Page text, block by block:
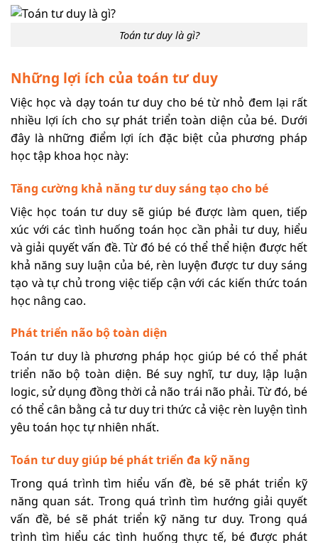
Toán tư duy là gì?
Những lợi ích của toán tư duy
Việc học và dạy toán tư duy cho bé từ nhỏ đem lại rất
nhiều lợi ích cho sự phát triển toàn diện của bé. Dưới
đây là những điểm lợi ích đặc biệt của phương pháp
học tập khoa học này:
Tăng cường khả năng tư duy sáng tạo cho bé
Việc học toán tư duy sẽ giúp bé được làm quen, tiếp
xúc với các tình huống toán học cần phải tư duy, hiểu
và giải quyết vấn đề. Từ đó bé có thể thể hiện được hết
khả năng suy luận của bé, rèn luyện được tư duy sáng
tạo và tự chủ trong việc tiếp cận với các kiến thức toán
học nâng cao.
Phát triển não bộ toàn diện
Toán tư duy là phương pháp học giúp bé có thể phát
triển não bộ toàn diện. Bé suy nghĩ, tư duy, lập luận
logic, sử dụng đồng thời cả não trái não phải. Từ đó, bé
có thể cân bằng cả tư duy tri thức cả việc rèn luyện tình
yêu toán học tự nhiên nhất.
Toán tư duy giúp bé phát triển đa kỹ năng
Trong quá trình tìm hiểu vấn đề, bé sẽ phát triển kỹ
năng quan sát. Trong quá trình tìm hướng giải quyết
vấn đề, bé sẽ phát triển kỹ năng tư duy. Trong quá
trình tìm hiểu các tình huống thực tế, bé được phát